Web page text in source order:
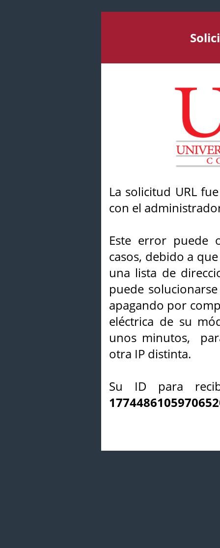
La solicitud URL
con el
Este error puede
casos, debido a
una lista de
puede
apagando por
eléctrica de su
unos minutos,
otra IP distinta.
Su ID para